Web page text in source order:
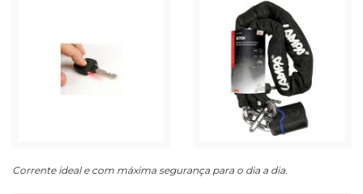
Corrente ideal e com máxima segurança para o dia a dia.